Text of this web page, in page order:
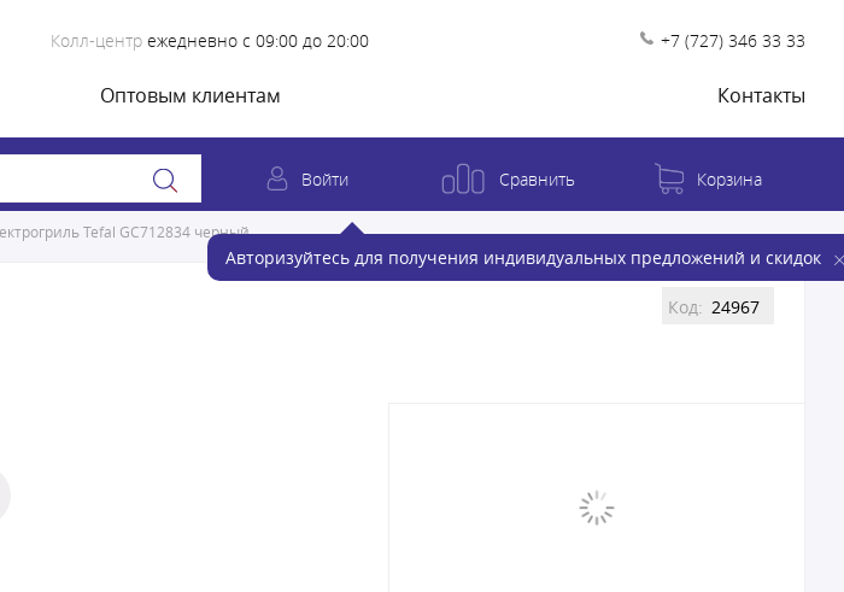
Колл-центр ежедневно с 09:00 до 20:00 +7 (727) 346 33 33
Оптовым клиентам Контакты
Войти
Авторизуйтесь для получения индивидуальных предложений и скидок
Сравнить Корзина
Tefal GC712834 черный
Код: 24967